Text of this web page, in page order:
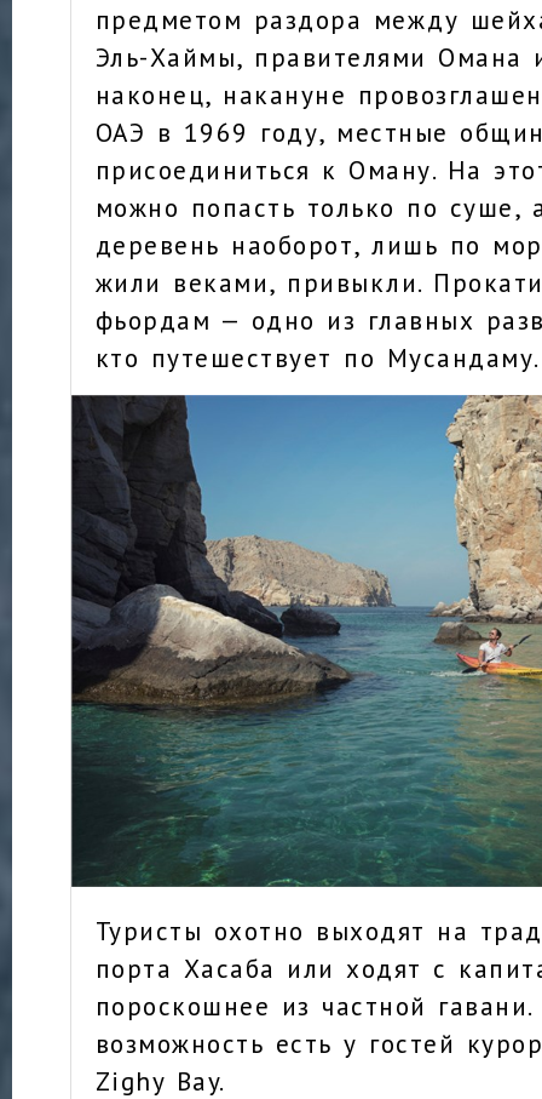
предметом раздора между
Эль-Хаймы, правителями Омана
наконец, накануне
ОАЭ в 1969 году, местные
присоединиться к Оману. На
можно попасть только по суше,
деревень наоборот, лишь по
жили веками, привыкли.
фьордам — одно из главных
кто путешествует по Мусандаму.
Туристы охотно выходят на
порта Хасаба или ходят с
пороскошнее из частной
возможность есть у гостей
Zighy Bay.